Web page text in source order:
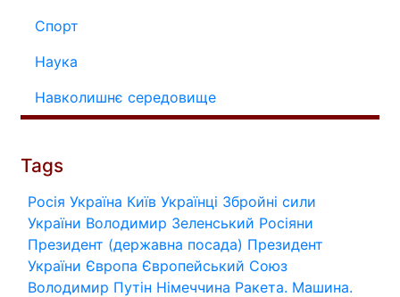
Спорт
Наука
Навколишнє середовище
Tags
Росія Україна Київ Українці Збройні сили
України Володимир Зеленський Росіяни
Президент (державна посада) Президент
України Європа Європейський Союз
Володимир Путін Німеччина Ракета. Машина.